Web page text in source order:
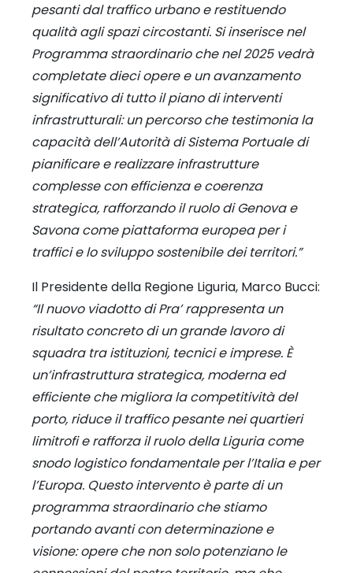
pesanti dal traffico urbano e restituendo
qualità agli spazi circostanti. Si inserisce nel
Programma straordinario che nel 2025 vedrà
completate dieci opere e un avanzamento
significativo di tutto il piano di interventi
infrastrutturali: un percorso che testimonia la
capacità dell’Autorità di Sistema Portuale di
pianificare e realizzare infrastrutture
complesse con efficienza e coerenza
strategica, rafforzando il ruolo di Genova e
Savona come piattaforma europea per i
traffici e lo sviluppo sostenibile dei territori.”
Il Presidente della Regione Liguria, Marco Bucci:
“Il nuovo viadotto di Pra’ rappresenta un
risultato concreto di un grande lavoro di
squadra tra istituzioni, tecnici e imprese. È
un’infrastruttura strategica, moderna ed
efficiente che migliora la competitività del
porto, riduce il traffico pesante nei quartieri
limitrofi e rafforza il ruolo della Liguria come
snodo logistico fondamentale per l’Italia e per
l’Europa. Questo intervento è parte di un
programma straordinario che stiamo
portando avanti con determinazione e
visione: opere che non solo potenziano le